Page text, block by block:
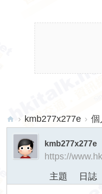
hk
lk.
› kmb277x277e › 個
kmb277x277e
https://
主題
日誌